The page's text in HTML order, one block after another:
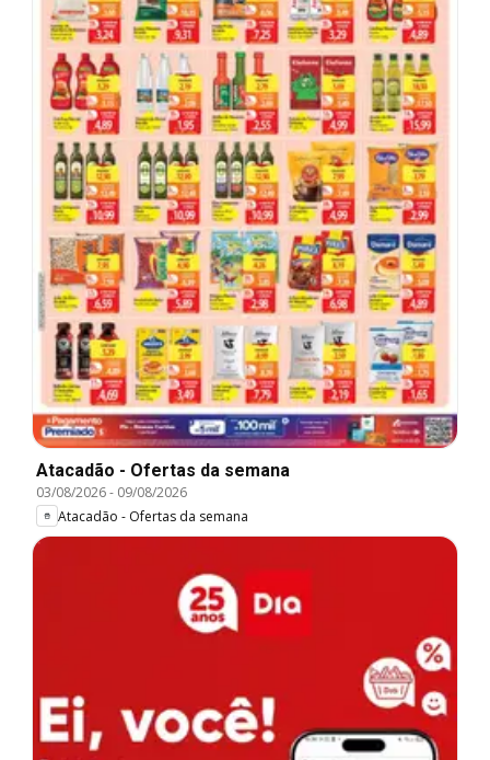
Atacadão - Ofertas da semana
03/08/2026- 09/08/2026
Atacadão - Ofertas da semana